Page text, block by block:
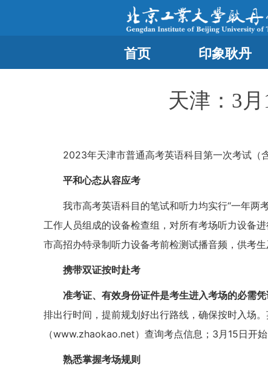
首页 印象耿丹
天津：3
2023年天津市普通高考英语科目第一次考试（
平和心态从容应考
我市高考英语科目的笔试和听力均实行“一年两
工作人员组成的设备检查组，对所有考场听力设备
市高招办特录制听力设备考前检测试播音频，供考
携带双证按时赴考
准考证、有效身份证件是考生进入考场的必需
排出行时间，提前规划好出行路线，确保按时入场
（www.zhaokao.net）查询考点信息；3月15日开
熟悉掌握考场规则